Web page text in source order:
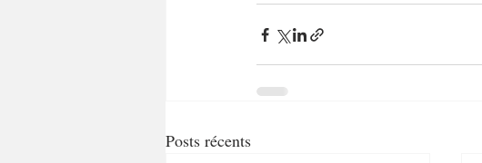
Posts récents